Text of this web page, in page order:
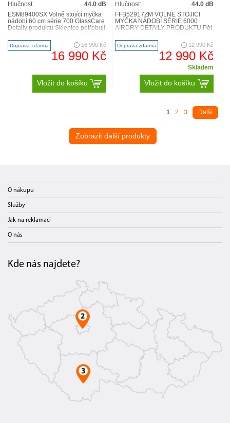
Hlučnost:
44.0 dB
ESM89400SX Volně stojící myčka
nádobí 60 cm série 700 GlassCare
Detaily produktu Sklenice potřebují
jejich..
Doprava zdarma 16 990 Kč
16 990 Kč
Vložit do košíku
Hlučnost:
44.0 dB
FFB52917ZM VOLNĚ STOJÍCÍ
MYČKA NÁDOBÍ SÉRIE 6000
AIRDRY DETAILY PRODUKTU Pět
rameno s dvojí rotací zabezpečují
n..
Doprava zdarma 12 990 Kč
12 990 Kč
Skladem
Vložit do košíku
1 2 3 Další
Zobrazit další produkty
O nákupu
Služby
Jak na reklamaci
O nás
Kde nás najdete?